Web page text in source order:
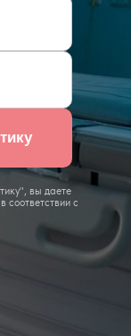
вы даете
соответствии с